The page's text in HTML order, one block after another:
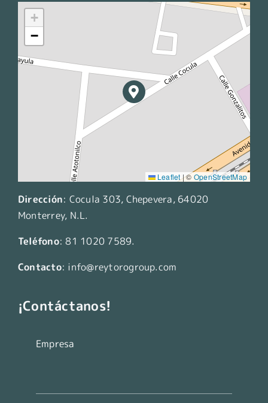
+
−
Leaflet |©OpenStreetMap
Dirección: Cocula 303, Chepevera, 64020
Monterrey, N.L.
Teléfono: 81 1020 7589.
Contacto: info@reytorogroup.com
¡Contáctanos!
Empresa